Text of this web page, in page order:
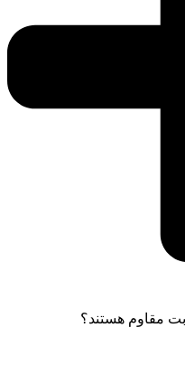
مقاوم هستند؟